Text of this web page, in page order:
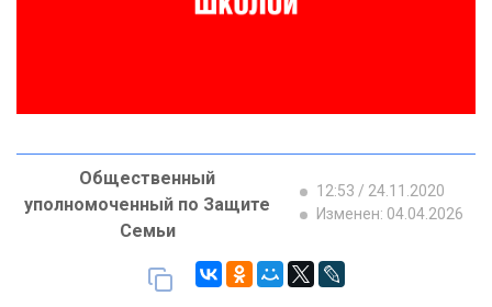
Общественный
уполномоченный по Защите
Семьи
12:53 / 24.11.2020
Изменен: 04.04.2026